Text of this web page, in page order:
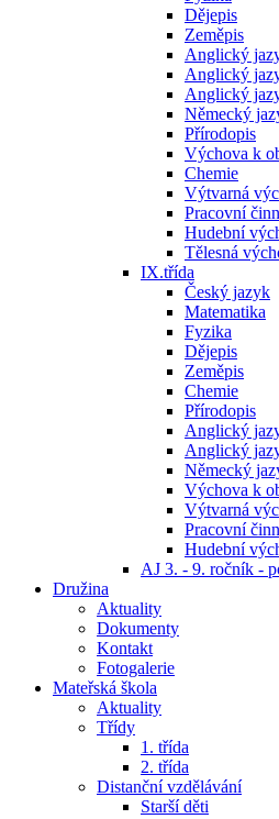
Dějepis
Zeměpis
Anglický
Anglický
Anglický
Německý
Přírodopis
Výchova k
Chemie
Výtvarná
Pracovní
Hudební
Tělesná
IX.třída
Český jazyk
Matematika
Fyzika
Dějepis
Zeměpis
Chemie
Přírodopis
Anglický
Anglický
Německý
Výchova k
Výtvarná
Pracovní
Hudební
AJ 3. - 9. ročník -
Družina
Aktuality
Dokumenty
Kontakt
Fotogalerie
Mateřská škola
Aktuality
Třídy
1. třída
2. třída
Distanční vzdělávání
Starší děti